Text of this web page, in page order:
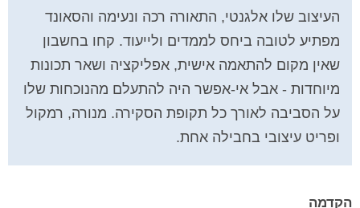
העיצוב שלו אלגנטי, התאורה רכה ונעימה והסאונד
מפתיע לטובה ביחס לממדים ולייעוד. קחו בחשבון
שאין מקום להתאמה אישית, אפליקציה ושאר תכונות
מיוחדות - אבל אי-אפשר היה להתעלם מהנוכחות שלו
על הסביבה לאורך כל תקופת הסקירה. מנורה, רמקול
ופריט עיצובי בחבילה אחת.
הקדמה